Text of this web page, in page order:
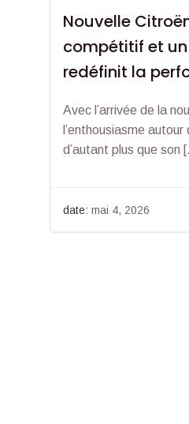
Nouvelle
compétitif et un
redéfinit la
Avec l’arrivée de la
l’enthousiasme
d’autant plus que son
date: mai 4, 2026